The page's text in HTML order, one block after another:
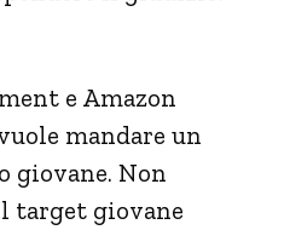
e Amazon
mandare un
giovane. Non
target giovane